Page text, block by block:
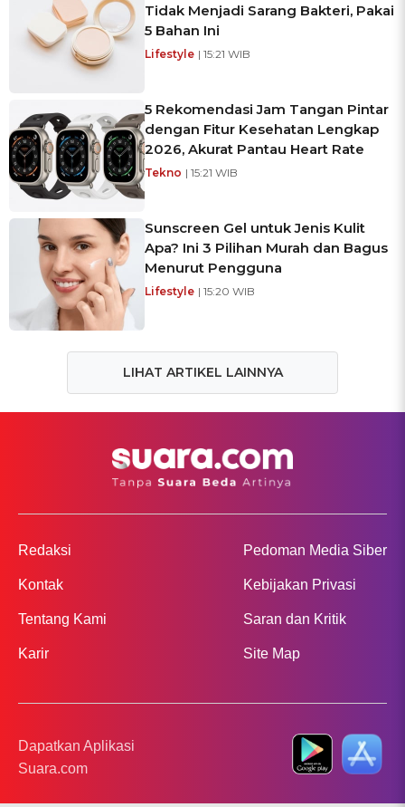
Tidak Menjadi Sarang Bakteri, Pakai
5 Bahan Ini
Lifestyle | 15:21 WIB
5 Rekomendasi Jam Tangan Pintar
dengan Fitur Kesehatan Lengkap
2026, Akurat Pantau Heart Rate
Tekno | 15:21 WIB
Sunscreen Gel untuk Jenis Kulit
Apa? Ini 3 Pilihan Murah dan Bagus
Menurut Pengguna
Lifestyle | 15:20 WIB
LIHAT ARTIKEL LAINNYA
Redaksi
Kontak
Tentang Kami
Karir
Pedoman Media Siber
Kebijakan Privasi
Saran dan Kritik
Site Map
Dapatkan Aplikasi
Suara.com